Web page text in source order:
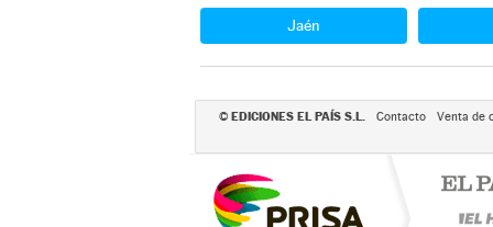
Jaén
© EDICIONES EL PAÍS S.L. Contacto Venta de